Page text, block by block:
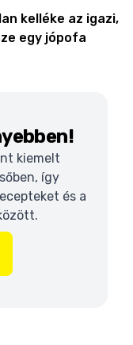
kelléke az igazi,
egy jópofa
kiemelt
így
és a